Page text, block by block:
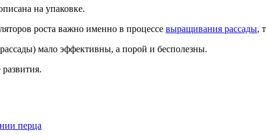
на упаковке.
роста важно именно в процессе выращивания рассады,
мало эффективны, а порой и бесполезны.
перца